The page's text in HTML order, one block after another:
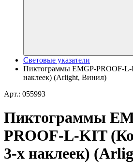
Световые указатели
Пиктограммы EMGP-PROOF-
наклеек) (Arlight, Винил)
Арт.: 055993
Пиктограммы
PROOF-L-KIT
3-х наклеек)